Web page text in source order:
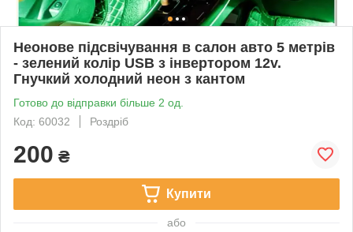
Неонове підсвічування в салон авто 5 метрів
- зелений колір USB з інвертором 12v.
Гнучкий холодний неон з кантом
Готово до відправки більше 2 од.
Код: 60032
Роздріб
200 ₴
Купити
або